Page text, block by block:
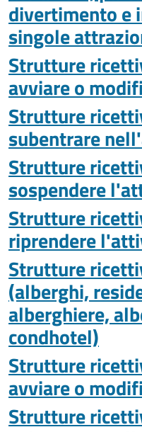
divertimento e
singole
Strutture
avviare o
Strutture
subentrare
Strutture
sospendere
Strutture
riprendere
Strutture
(alberghi,
alberghiere,
condhotel)
Strutture
avviare o
Strutture